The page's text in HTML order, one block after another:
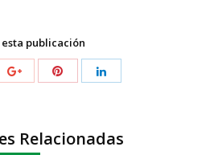
publicación
Relacionadas